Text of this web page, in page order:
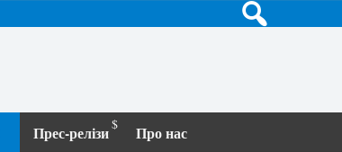
Прес-релізи Про нас